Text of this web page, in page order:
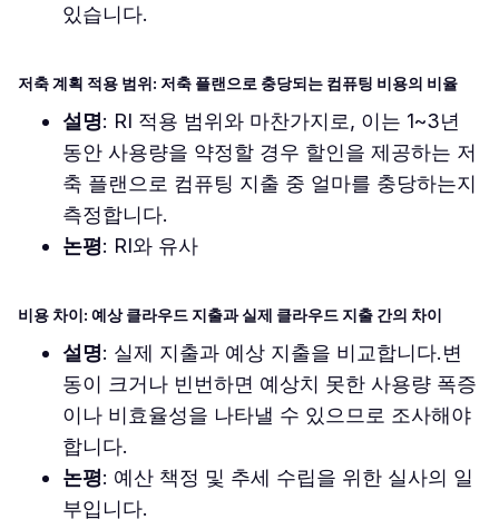
있습니다.
저축 계획 적용 범위: 저축 플랜으로 충당되는 컴퓨팅 비용의 비율
설명: RI 적용 범위와 마찬가지로, 이는 1~3년
동안 사용량을 약정할 경우 할인을 제공하는 저
축 플랜으로 컴퓨팅 지출 중 얼마를 충당하는지
측정합니다.
논평: RI와 유사
비용 차이: 예상 클라우드 지출과 실제 클라우드 지출 간의 차이
설명: 실제 지출과 예상 지출을 비교합니다.변
동이 크거나 빈번하면 예상치 못한 사용량 폭증
이나 비효율성을 나타낼 수 있으므로 조사해야
합니다.
논평: 예산 책정 및 추세 수립을 위한 실사의 일
부입니다.